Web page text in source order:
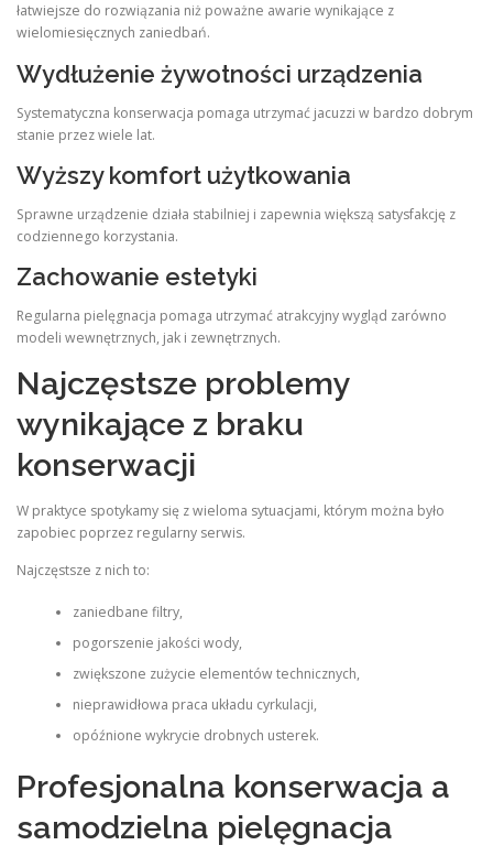
łatwiejsze do rozwiązania niż poważne awarie wynikające z
wielomiesięcznych zaniedbań.
Wydłużenie żywotności urządzenia
Systematyczna konserwacja pomaga utrzymać jacuzzi w bardzo dobrym
stanie przez wiele lat.
Wyższy komfort użytkowania
Sprawne urządzenie działa stabilniej i zapewnia większą satysfakcję z
codziennego korzystania.
Zachowanie estetyki
Regularna pielęgnacja pomaga utrzymać atrakcyjny wygląd zarówno
modeli wewnętrznych, jak i zewnętrznych.
Najczęstsze problemy
wynikające z braku
konserwacji
W praktyce spotykamy się z wieloma sytuacjami, którym można było
zapobiec poprzez regularny serwis.
Najczęstsze z nich to:
zaniedbane filtry,
pogorszenie jakości wody,
zwiększone zużycie elementów technicznych,
nieprawidłowa praca układu cyrkulacji,
opóźnione wykrycie drobnych usterek.
Profesjonalna konserwacja a
samodzielna pielęgnacja